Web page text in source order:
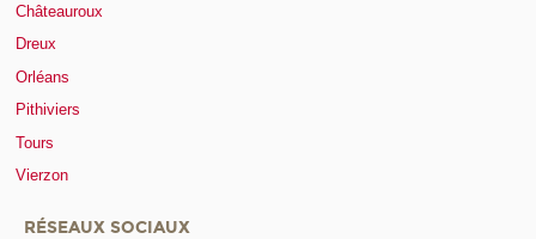
Châteauroux
Dreux
Orléans
Pithiviers
Tours
Vierzon
RÉSEAUX SOCIAUX